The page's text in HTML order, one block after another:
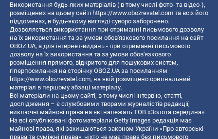
Використання будь-яких матеріалів ( в тому числі фото- та відео-),
розміщених на цьому сайті https://www.obozrevatel.com та всіх його
піддоменах, в будь-якому вигляді суворо заборонено.
Дозволяється використання при отриманні письмового дозволу
на їх використання та за умови обов'язкового посилання на сайт
OBOZ.UA, а для інтернет-видань - при отриманні письмового
дозволу на їх використання та за умови обов'язкового
розміщення прямого, відкритого для пошукових систем,
гіперпосилання на сторінку OBOZ.UA за посиланням
https://www.obozrevatel.com, на якій розміщено оригінальний
матеріал в першому абзаці матеріалу.
Всі матеріали на цьому сайті, в тому числі інтерв’ю, статті,
дослідження – є службовими творами журналістів редакції,
виключні майнові права на які належать ТОВ «Золота середина».
На всі опубліковані фотоматеріали Getty Images редакція має
майнові права, які захищаються законом України «Про авторські
права та суміжні права», ніхто не має права без письмового